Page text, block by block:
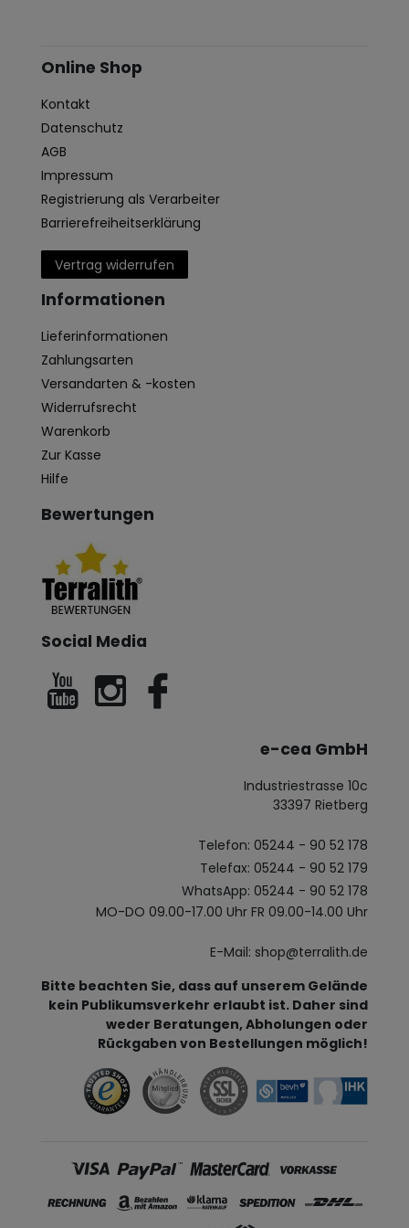
Online Shop
Kontakt
Datenschutz
AGB
Impressum
Registrierung als Verarbeiter
Barrierefreiheitserklärung
Vertrag widerrufen
Informationen
Lieferinformationen
Zahlungsarten
Versandarten & -kosten
Widerrufsrecht
Warenkorb
Zur Kasse
Hilfe
Bewertungen
Social Media
e-cea GmbH
Industriestrasse 10c
33397 Rietberg
Telefon: 05244 - 90 52 178
Telefax: 05244 - 90 52 179
WhatsApp: 05244 - 90 52 178
MO-DO 09.00-17.00 Uhr FR 09.00-14.00 Uhr
E-Mail: shop@terralith.de
Bitte beachten Sie, dass auf unserem Gelände
kein Publikumsverkehr erlaubt ist. Daher sind
weder Beratungen, Abholungen oder
Rückgaben von Bestellungen möglich!